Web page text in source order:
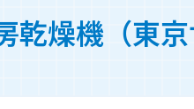
乾燥機（東